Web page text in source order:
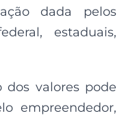
dada pelos
estaduais,
dos valores pode
empreendedor,